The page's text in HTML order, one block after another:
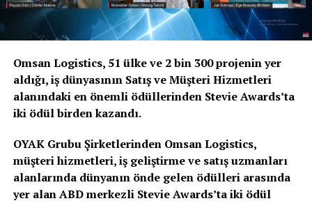
Omsan Logistics, 51 ülke ve 2 bin 300 projenin yer
aldığı, iş dünyasının Satış ve Müşteri Hizmetleri
alanındaki en önemli ödüllerinden Stevie Awards’ta
iki ödül birden kazandı.
OYAK Grubu Şirketlerinden Omsan Logistics,
müşteri hizmetleri, iş geliştirme ve satış uzmanları
alanlarında dünyanın önde gelen ödülleri arasında
yer alan ABD merkezli Stevie Awards’ta iki ödül